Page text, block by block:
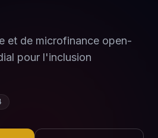
et de microfinance open-
pour l'inclusion